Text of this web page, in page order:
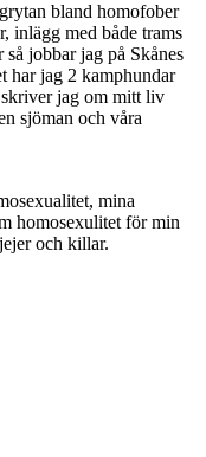
bland homofober
inlägg med både trams
jobbar jag på Skånes
har jag 2 kamphundar
jag om mitt liv
sjöman och våra
mina
homosexulitet för min
och killar.